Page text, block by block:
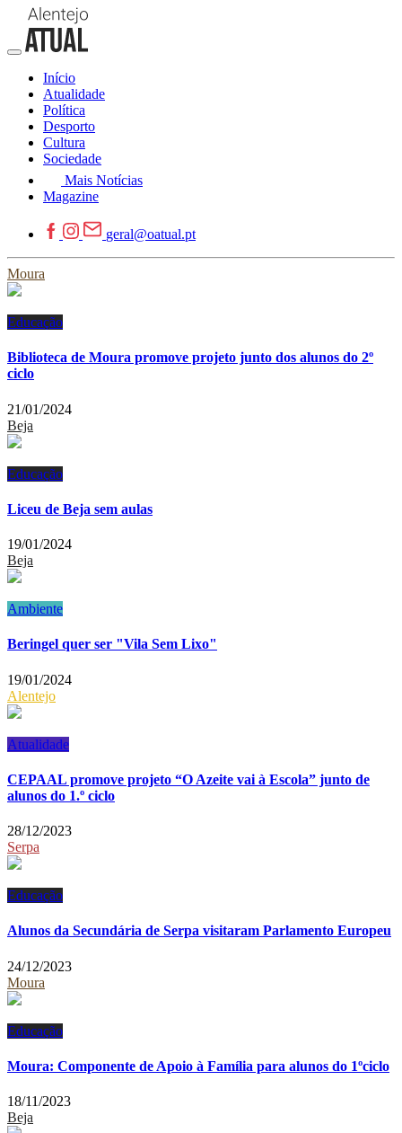
Início
Atualidade
Política
Desporto
Cultura
Sociedade
Mais Notícias
Magazine
geral@oatual.pt
Moura
Educação
Biblioteca de Moura promove projeto junto dos alunos do 2º
ciclo
21/01/2024
Beja
Educação
Liceu de Beja sem aulas
19/01/2024
Beja
Ambiente
Beringel quer ser "Vila Sem Lixo"
19/01/2024
Alentejo
Atualidade
CEPAAL promove projeto “O Azeite vai à Escola” junto de
alunos do 1.º ciclo
28/12/2023
Serpa
Educação
Alunos da Secundária de Serpa visitaram Parlamento Europeu
24/12/2023
Moura
Educação
Moura: Componente de Apoio à Família para alunos do 1ºciclo
18/11/2023
Beja